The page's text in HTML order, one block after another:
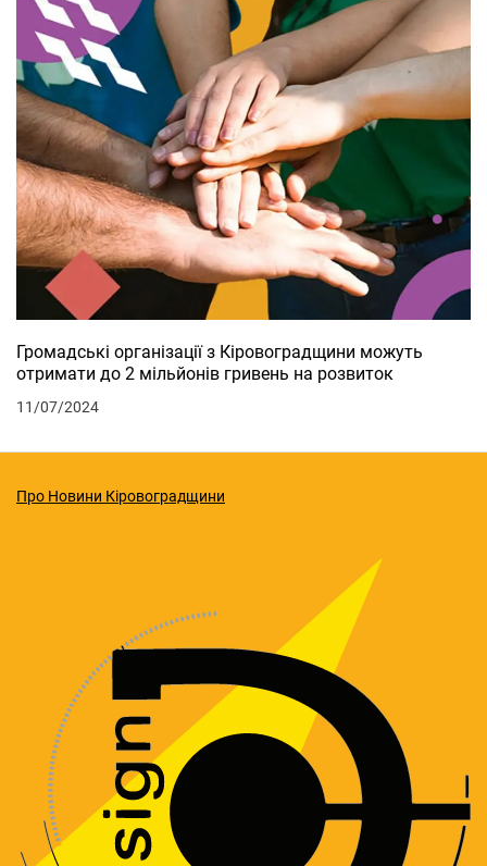
Громадські організації з Кіровоградщини можуть
отримати до 2 мільйонів гривень на розвиток
11/07/2024
Про Новини Кіровоградщини